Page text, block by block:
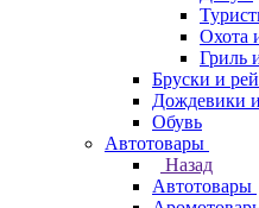
Охота
Гриль
Бруски и
Дождевики
Обувь
Автотовары
Назад
Автотовары